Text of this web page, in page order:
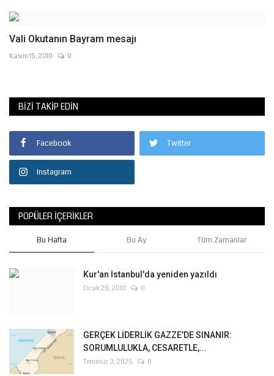
Vali Okutanın Bayram mesajı
Kasım 15, 2010 0
BIZI TAKIP EDIN
Facebook Twitter
Instagram
POPÜLER İÇERIKLER
Bu Hafta Bu Ay Tüm Zamanlar
Kur'an İstanbul'da yeniden yazıldı
Ocak 29, 2010 0
GERÇEK LİDERLİK GAZZE’DE SINANIR:
SORUMLULUKLA, CESARETLE,...
Temmuz 3, 2025 0